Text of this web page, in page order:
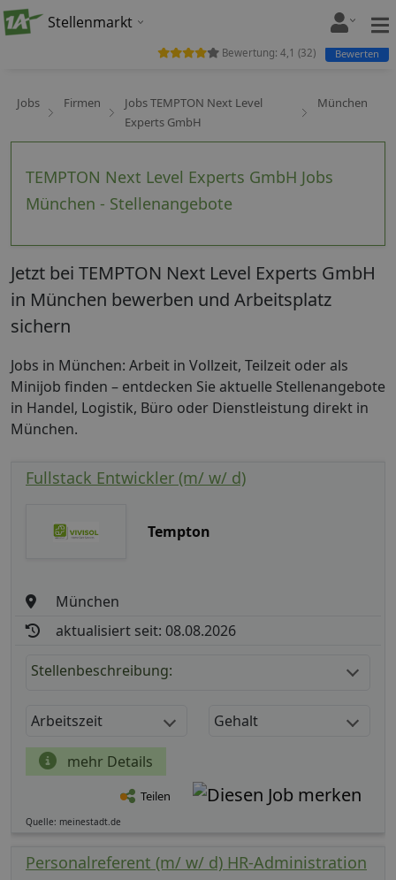
Stellenmarkt
Jobs Firmen
Jobs TEMPTON Next Level
Experts GmbH
München
TEMPTON Next Level Experts GmbH Jobs
München - Stellenangebote
Bewertung: 4,1 (32) Bewerten
Jetzt bei TEMPTON Next Level Experts GmbH
in München bewerben und Arbeitsplatz
sichern
Jobs in München: Arbeit in Vollzeit, Teilzeit oder als
Minijob finden – entdecken Sie aktuelle Stellenangebote
in Handel, Logistik, Büro oder Dienstleistung direkt in
München.
Fullstack Entwickler (m/ w/ d)
Tempton
München
aktualisiert seit: 08.08.2026
Stellenbeschreibung:
Arbeitszeit Gehalt
mehr Details
Teilen
Quelle: meinestadt.de
Personalreferent (m/ w/ d) HR-Administration